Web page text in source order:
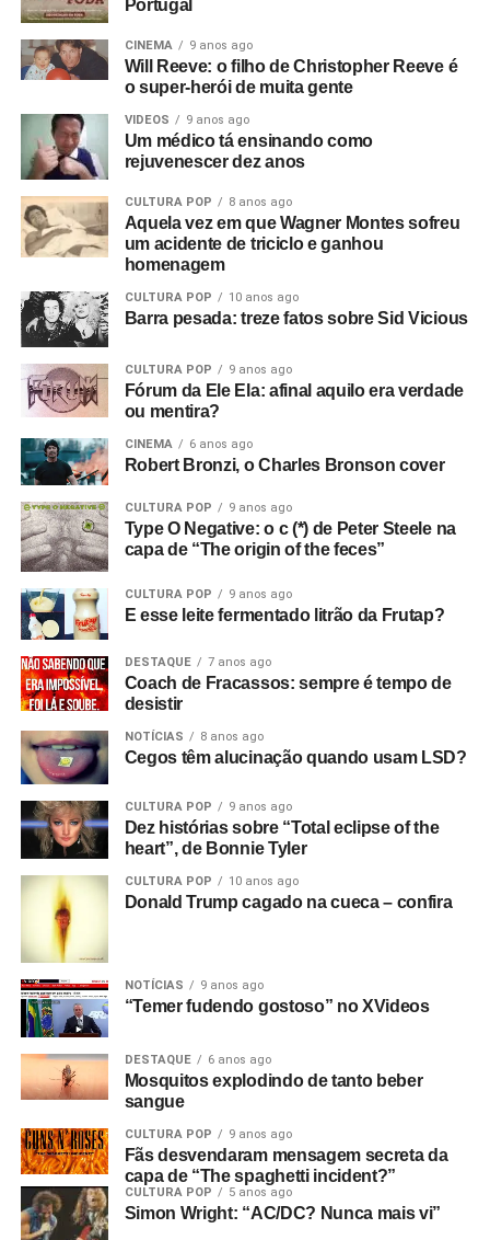
Foto: Reprodução Internet
lado. Aí o Rob me ligou e disse: “Estou empresariando
uma banda nova chamada Warsaw e me perguntou se eu
queria ir vê-los no The Factory”.
Fui vê-los no antigo Russell Club e eles foram
absolutamente incríveis; me arrepiaram. Quis fazer algo
com eles naquele instante. Fui falar com o dono da loja
de discos local e contei a ele sobre o clube Bowden Vale
em Altrincham, onde eu tinha visto inúmeras bandas em
1963-64, e disse que ele deveria voltar a promover
Mais tarde, apresentei-o ao Rob, que tinha um monte de
cópias do primeiro EP da banda que sobraram. Eles
estavam sem dinheiro, então venderam tudo para o dono
da loja de discos, e ele as colocou para tocar em Bowden
queria filmar a banda. Então, aluguei alguns andaimes e
equipamentos e fiz tudo.
Com que equipamento você filmou?Bom, tudo custou
setenta e duas libras, o que eu achei um absurdo!
a primeira câmera que tive. Usei um filme da Agfa que
lançaram na época, que tinha uma faixa de som, mas
vinha num cartucho silencioso e o som era adicionado
depois, no projetor. Então filmei sem som e gravei o áudio
num gravador de rolo. Era para sincronizar depois, mas
não funcionou! Filmei a vinte e quatro quadros por
segundo, mas só funcionou a dezoito.
Só descobri depois! Filmei tudo com uma câmera e só
tinha dinheiro para três cartuchos. Cerca de nove
minutos. Filmei duas músicas e meia de uma vez e
depois fiz cortes, tentando não incluir instrumentos para
poder inseri-los como cenas adicionais sobre o que já
tinha filmado. Então, fiquei com os três cartuchos e uma
outras partes do filme antes do show.
significado do filme como um todo? O que você
estava tentando fazer?
Você sabe, essa é a música que está tocando, e ela
simboliza esse novo amanhecer do fascismo com James
Anderton, o chefe de polícia de Manchester na época. Ele
foi um precursor de Thatcher, pois era de extrema-direita,
religioso e queria reprimir os jovens.
Portugal
CINEMA 9 anos ago
Will Reeve: o filho de Christopher Reeve é
o super-herói de muita gente
VIDEOS 9 anos ago
Um médico tá ensinando como
rejuvenescer dez anos
CULTURA POP 8 anos ago
Aquela vez em que Wagner Montes sofreu
um acidente de triciclo e ganhou
homenagem
CULTURA POP 10 anos ago
Barra pesada: treze fatos sobre Sid Vicious
CULTURA POP 9 anos ago
Fórum da Ele Ela: afinal aquilo era verdade
ou mentira?
CINEMA 6 anos ago
Robert Bronzi, o Charles Bronson cover
CULTURA POP 9 anos ago
Type O Negative: o c (*) de Peter Steele na
capa de “The origin of the feces”
CULTURA POP 9 anos ago
E esse leite fermentado litrão da Frutap?
DESTAQUE 7 anos ago
Coach de Fracassos: sempre é tempo de
desistir
NOTÍCIAS 8 anos ago
Cegos têm alucinação quando usam LSD?
CULTURA POP 9 anos ago
Dez histórias sobre “Total eclipse of the
heart”, de Bonnie Tyler
CULTURA POP 10 anos ago
Donald Trump cagado na cueca – confira
NOTÍCIAS 9 anos ago
“Temer fudendo gostoso” no XVideos
DESTAQUE 6 anos ago
Mosquitos explodindo de tanto beber
sangue
CULTURA POP 9 anos ago
Fãs desvendaram mensagem secreta da
capa de “The spaghetti incident?”
CULTURA POP 5 anos ago
Simon Wright: “AC/DC? Nunca mais vi”